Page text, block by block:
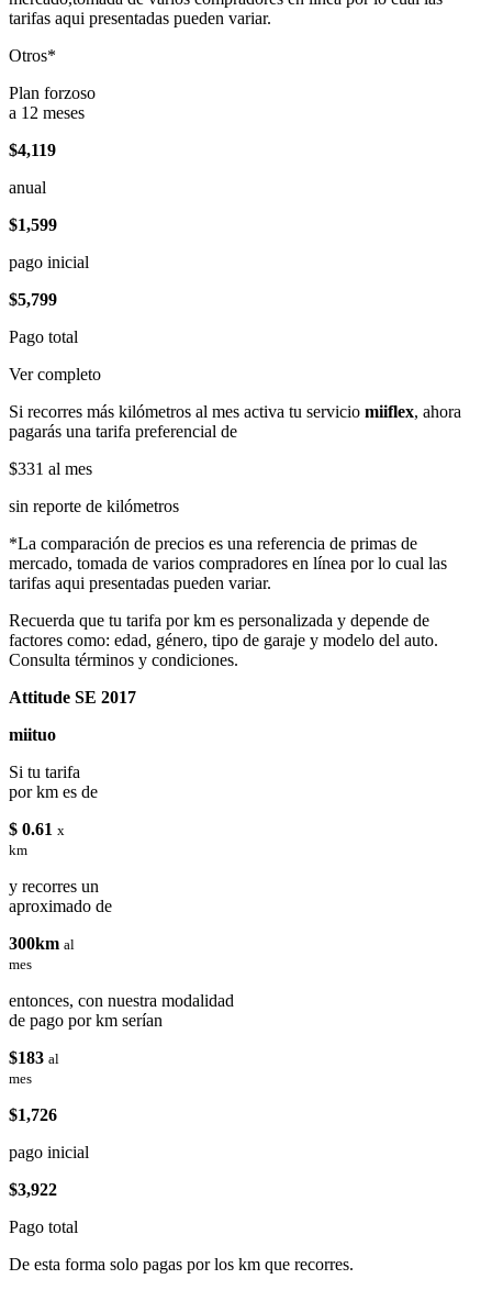
tarifas aqui presentadas pueden variar.
Otros*
Plan forzoso
a 12 meses
$4,119
anual
$1,599
pago inicial
$5,799
Pago total
Ver completo
Si recorres más kilómetros al mes activa tu servicio miiflex, ahora
pagarás una tarifa preferencial de
$331 al mes
sin reporte de kilómetros
*La comparación de precios es una referencia de primas de
mercado, tomada de varios compradores en línea por lo cual las
tarifas aqui presentadas pueden variar.
Recuerda que tu tarifa por km es personalizada y depende de
factores como: edad, género, tipo de garaje y modelo del auto.
Consulta términos y condiciones.
Attitude SE 2017
miituo
Si tu tarifa
por km es de
$ 0.61 x
km
y recorres un
aproximado de
300km al
mes
entonces, con nuestra modalidad
de pago por km serían
$183 al
mes
$1,726
pago inicial
$3,922
Pago total
De esta forma solo pagas por los km que recorres.